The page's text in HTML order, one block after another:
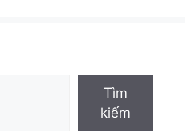
Tìm
kiếm